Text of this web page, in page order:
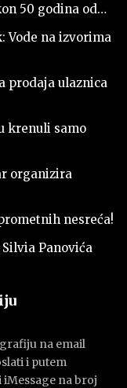
50 godina od…
Vode na izvorima
prodaja ulaznica
krenuli samo
organizira
nesreća!
Panovića
na email
i putem
iMessage na broj